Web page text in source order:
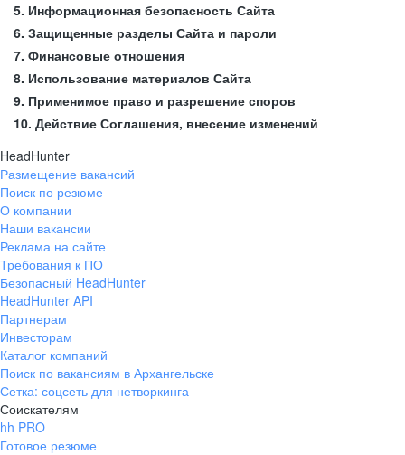
5. Информационная безопасность Сайта
6. Защищенные разделы Сайта и пароли
7. Финансовые отношения
8. Использование материалов Сайта
9. Применимое право и разрешение споров
10. Действие Соглашения, внесение изменений
HeadHunter
Размещение вакансий
Поиск по резюме
О компании
Наши вакансии
Реклама на сайте
Требования к ПО
Безопасный HeadHunter
HeadHunter API
Партнерам
Инвесторам
Каталог компаний
Поиск по вакансиям в Архангельске
Сетка: соцсеть для нетворкинга
Соискателям
hh PRO
Готовое резюме